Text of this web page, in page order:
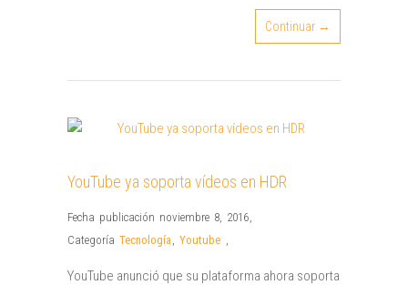
Continuar →
YouTube ya soporta vídeos en HDR
Fecha publicación noviembre 8, 2016,
Categoría Tecnología , Youtube ,
YouTube anunció que su plataforma ahora soporta